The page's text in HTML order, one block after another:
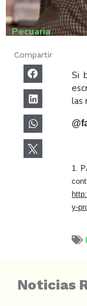
Pecuaria
Compartir
Si
las
1.
y-
Noticias